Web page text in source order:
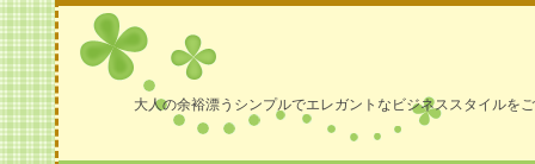
大人の余裕漂うシンプルでエレガントなビジネススタイルを